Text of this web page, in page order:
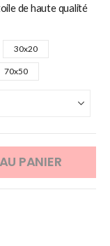
de haute qualité
30x20
70x50
PANIER